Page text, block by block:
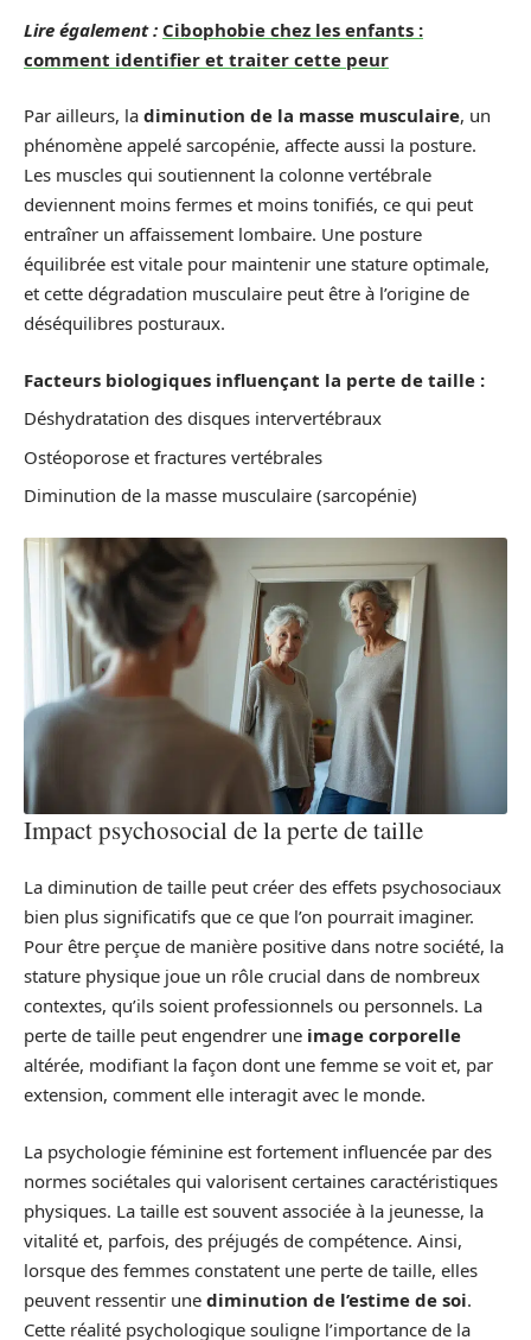
Lire également : Cibophobie chez les enfants :
comment identifier et traiter cette peur
Par ailleurs, la diminution de la masse musculaire, un
phénomène appelé sarcopénie, affecte aussi la posture.
Les muscles qui soutiennent la colonne vertébrale
deviennent moins fermes et moins tonifiés, ce qui peut
entraîner un affaissement lombaire. Une posture
équilibrée est vitale pour maintenir une stature optimale,
et cette dégradation musculaire peut être à l’origine de
déséquilibres posturaux.
Facteurs biologiques influençant la perte de taille :
Déshydratation des disques intervertébraux
Ostéoporose et fractures vertébrales
Diminution de la masse musculaire (sarcopénie)
Impact psychosocial de la perte de taille
La diminution de taille peut créer des effets psychosociaux
bien plus significatifs que ce que l’on pourrait imaginer.
Pour être perçue de manière positive dans notre société, la
stature physique joue un rôle crucial dans de nombreux
contextes, qu’ils soient professionnels ou personnels. La
perte de taille peut engendrer une image corporelle
altérée, modifiant la façon dont une femme se voit et, par
extension, comment elle interagit avec le monde.
La psychologie féminine est fortement influencée par des
normes sociétales qui valorisent certaines caractéristiques
physiques. La taille est souvent associée à la jeunesse, la
vitalité et, parfois, des préjugés de compétence. Ainsi,
lorsque des femmes constatent une perte de taille, elles
peuvent ressentir une diminution de l’estime de soi.
Cette réalité psychologique souligne l’importance de la